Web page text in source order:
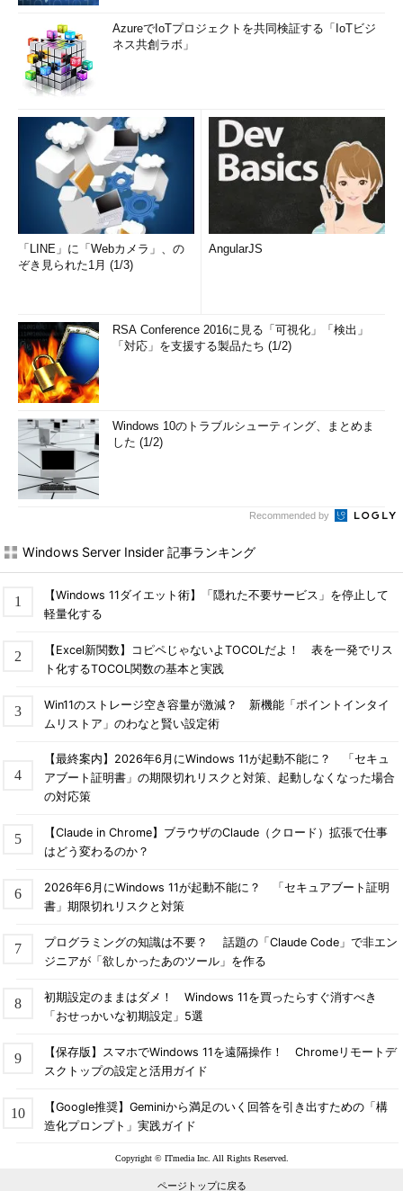
AzureでIoTプロジェクトを共同検証する「IoTビジ
ネス共創ラボ」
「LINE」に「Webカメラ」、の
ぞき見られた1月 (1/3)
AngularJS
RSA Conference 2016に見る「可視化」「検出」
「対応」を支援する製品たち (1/2)
Windows 10のトラブルシューティング、まとめま
した (1/2)
Recommended by
Windows Server Insider 記事ランキング
【Windows 11ダイエット術】「隠れた不要サービス」を停止して
軽量化する
【Excel新関数】コピペじゃないよTOCOLだよ！ 表を一発でリス
ト化するTOCOL関数の基本と実践
Win11のストレージ空き容量が激減？ 新機能「ポイントインタイ
ムリストア」のわなと賢い設定術
【最終案内】2026年6月にWindows 11が起動不能に？ 「セキュ
アブート証明書」の期限切れリスクと対策、起動しなくなった場合
の対応策
【Claude in Chrome】ブラウザのClaude（クロード）拡張で仕事
はどう変わるのか？
2026年6月にWindows 11が起動不能に？ 「セキュアブート証明
書」期限切れリスクと対策
プログラミングの知識は不要？ 話題の「Claude Code」で非エン
ジニアが「欲しかったあのツール」を作る
初期設定のままはダメ！ Windows 11を買ったらすぐ消すべき
「おせっかいな初期設定」5選
【保存版】スマホでWindows 11を遠隔操作！ Chromeリモートデ
スクトップの設定と活用ガイド
【Google推奨】Geminiから満足のいく回答を引き出すための「構
造化プロンプト」実践ガイド
Copyright © ITmedia Inc. All Rights Reserved.
ページトップに戻る